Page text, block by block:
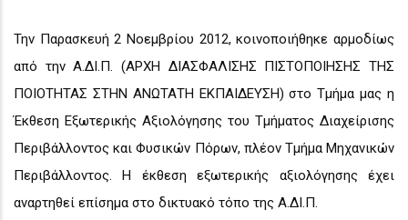
Την Παρασκευή 2 Νοεμβρίου 2012, κοινοποιήθηκε αρμοδίως
από την Α.ΔΙ.Π. (ΑΡΧΗ ΔΙΑΣΦΑΛΙΣΗΣ ΠΙΣΤΟΠΟΙΗΣΗΣ ΤΗΣ
ΠΟΙΟΤΗΤΑΣ ΣΤΗΝ ΑΝΩΤΑΤΗ ΕΚΠΑΙΔΕΥΣΗ) στο Τμήμα μας η
Έκθεση Εξωτερικής Αξιολόγησης του Τμήματος Διαχείρισης
Περιβάλλοντος και Φυσικών Πόρων, πλέον Τμήμα Μηχανικών
Περιβάλλοντος. Η έκθεση εξωτερικής αξιολόγησης έχει
αναρτηθεί επίσημα στο δικτυακό τόπο της Α.ΔΙ.Π.